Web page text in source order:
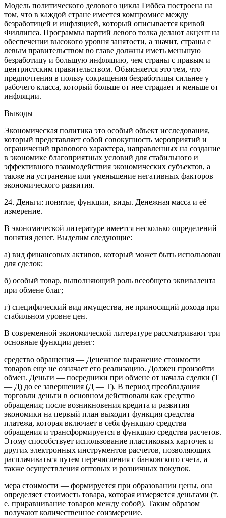
Модель политического делового цикла Гиббса построена на
том, что в каждой стране имеется компромисс между
безработицей и инфляцией, который описывается кривой
Филлипса. Программы партий левого толка делают акцент на
обеспечении высокого уровня занятости, а значит, страны с
левым правительством во главе должны иметь меньшую
безработицу и большую инфляцию, чем страны с правым и
центристским правительством. Объясняется это тем, что
предпочтения в пользу сокращения безработицы сильнее у
рабочего класса, который больше от нее страдает и меньше от
инфляции.
Выводы
Экономическая политика это особый объект исследования,
который представляет собой совокупность мероприятий и
ограничений правового характера, направленных на создание
в экономике благоприятных условий для стабильного и
эффективного взаимодействия экономических субъектов, а
также на устранение или уменьшение негативных факторов
экономического развития.
24. Деньги: понятие, функции, виды. Денежная масса и её
измерение.
В экономической литературе имеется несколько определений
понятия денег. Выделим следующие:
а) вид финансовых активов, который может быть использован
для сделок;
б) особый товар, выполняющий роль всеобщего эквивалента
при обмене благ;
г) специфический вид имущества, не приносящий дохода при
стабильном уровне цен.
В современной экономической литературе рассматривают три
основные функции денег:
средство обращения — Денежное выражение стоимости
товаров еще не означает его реализацию. Должен произойти
обмен. Деньги — посредники при обмене от начала сделки (Т
— Д) до ее завершения (Д — Т). В период преобладания
торговли деньги в основном действовали как средство
обращения; после возникновения кредита и развития
экономики на первый план выходит функция средства
платежа, которая включает в себя функцию средства
обращения и трансформируется в функцию средства расчетов.
Этому способствует использование пластиковых карточек и
других электронных инструментов расчетов, позволяющих
расплачиваться путем перечисления с банковского счета, а
также осуществления оптовых и розничных покупок.
мера стоимости — формируется при образовании цены, она
определяет стоимость товара, которая измеряется деньгами (т.
е. приравнивание товаров между собой). Таким образом
получают количественное соизмерение.